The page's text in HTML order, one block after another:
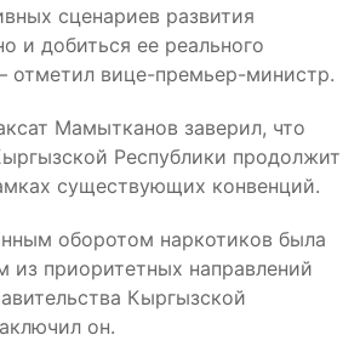
сценариев развития
и добиться ее реального
отметил вице-премьер-министр.
Мамытканов заверил, что
Республики продолжит
существующих конвенций.
оборотом наркотиков была
из приоритетных направлений
Кыргызской
он.